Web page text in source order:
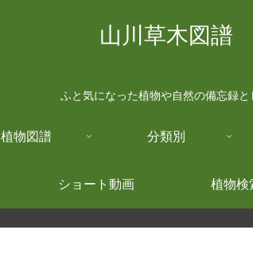
山川草木図譜
ふと気になった植物や自然の備忘録と
植物図譜 分類別
ショート動画 植物検